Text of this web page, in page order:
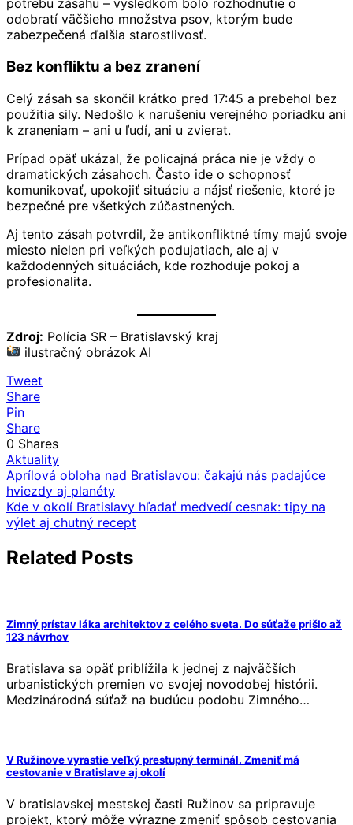
potrebu zásahu – výsledkom bolo rozhodnutie o
odobratí väčšieho množstva psov, ktorým bude
zabezpečená ďalšia starostlivosť.
Bez konfliktu a bez zranení
Celý zásah sa skončil krátko pred 17:45 a prebehol bez
použitia sily. Nedošlo k narušeniu verejného poriadku ani
k zraneniam – ani u ľudí, ani u zvierat.
Prípad opäť ukázal, že policajná práca nie je vždy o
dramatických zásahoch. Často ide o schopnosť
komunikovať, upokojiť situáciu a nájsť riešenie, ktoré je
bezpečné pre všetkých zúčastnených.
Aj tento zásah potvrdil, že antikonfliktné tímy majú svoje
miesto nielen pri veľkých podujatiach, ale aj v
každodenných situáciách, kde rozhoduje pokoj a
profesionalita.
Zdroj: Polícia SR – Bratislavský kraj
ilustračný obrázok AI
Tweet
Share
Pin
Share
0 Shares
Aktuality
Navigácia
v
článku
Aprílová obloha nad Bratislavou: čakajú nás padajúce
hviezdy aj planéty
Kde v okolí Bratislavy hľadať medvedí cesnak: tipy na
výlet aj chutný recept
Related Posts
Zimný prístav láka architektov z celého sveta. Do súťaže prišlo až
123 návrhov
Bratislava sa opäť priblížila k jednej z najväčších
urbanistických premien vo svojej novodobej histórii.
Medzinárodná súťaž na budúcu podobu Zimného…
V Ružinove vyrastie veľký prestupný terminál. Zmeniť má
cestovanie v Bratislave aj okolí
V bratislavskej mestskej časti Ružinov sa pripravuje
projekt, ktorý môže výrazne zmeniť spôsob cestovania